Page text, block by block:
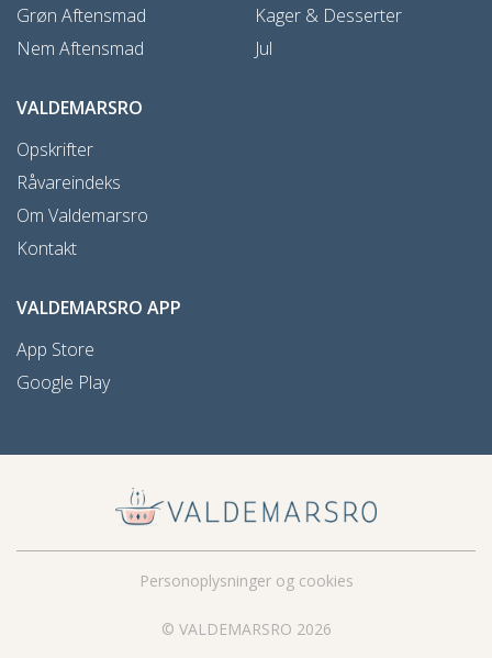
Grøn Aftensmad
Nem Aftensmad
Kager & Desserter
Jul
VALDEMARSRO
Opskrifter
Råvareindeks
Om Valdemarsro
Kontakt
VALDEMARSRO APP
App Store
Google Play
© VALDEMARSRO 2026
Personoplysninger og cookies